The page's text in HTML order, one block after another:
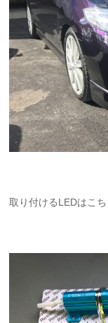
取り付けるLEDはこち